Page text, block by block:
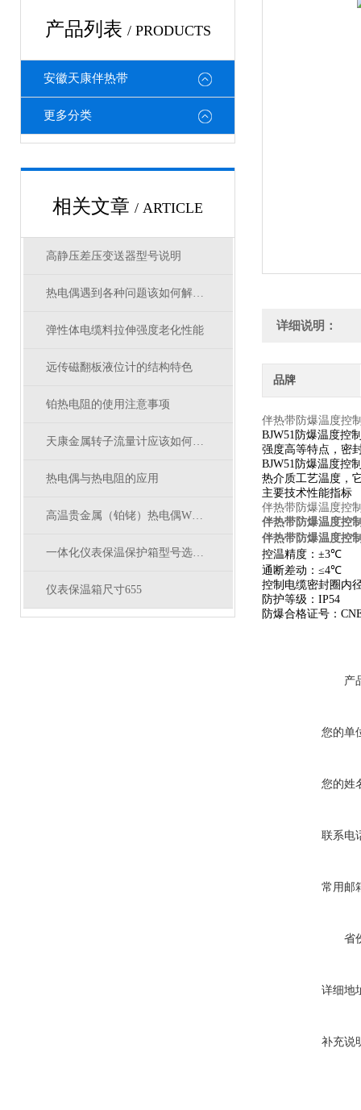
产品列表 / PRODUCTS
安徽天康伴热带
更多分类
相关文章 / ARTICLE
高静压差压变送器型号说明
热电偶遇到各种问题该如何解决呢？
弹性体电缆料拉伸强度老化性能
远传磁翻板液位计的结构特色
铂热电阻的使用注意事项
天康金属转子流量计应该如何选型？
热电偶与热电阻的应用
高温贵金属（铂铑）热电偶WRP-WRR-WRQ型号
一体化仪表保温保护箱型号选型尺寸
仪表保温箱尺寸655
详细说明：
品牌
伴热带防爆温度控
BJW51 防爆温度控
强度高等特点，密
BJW51 防爆温度控
热介质工艺温度，
主要技术性能指标
伴热带防爆温度控
伴热带防爆温度控
伴热带防爆温度控
控温精度：±3℃
通断差动：≤4℃
控制电缆密封圈内
防护等级： IP54
防爆合格证号：
产
您的单
您的姓
联系电
常用邮
省
详细地
补充说